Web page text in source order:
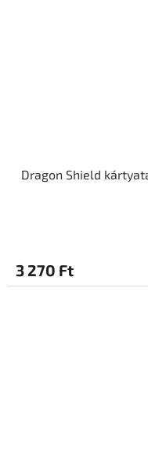
Dragon Shield
3 270 Ft